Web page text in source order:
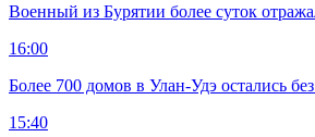
Военный из Бурятии более суток
16:00
Более 700 домов в Улан-Удэ остались
15:40